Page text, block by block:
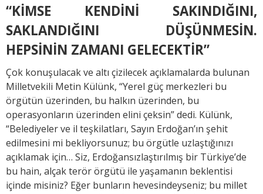
“KİMSE KENDİNİ SAKINDIĞINI,
SAKLANDIĞINI DÜŞÜNMESİN.
HEPSİNİN ZAMANI GELECEKTİR”
Çok konuşulacak ve altı çizilecek açıklamalarda bulunan
Milletvekili Metin Külünk, “Yerel güç merkezleri bu
örgütün üzerinden, bu halkın üzerinden, bu
operasyonların üzerinden elini çeksin” dedi. Külünk,
“Belediyeler ve il teşkilatları, Sayın Erdoğan’ın şehit
edilmesini mi bekliyorsunuz; bu örgütle uzlaştığınızı
açıklamak için… Siz, Erdoğansızlaştırılmış bir Türkiye’de
bu hain, alçak terör örgütü ile yaşamanın beklentisi
içinde misiniz? Eğer bunların hevesindeyseniz; bu millet